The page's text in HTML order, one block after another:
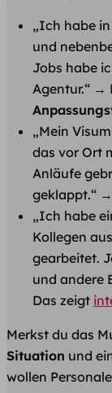
„Ich habe
und
Jobs habe
Agentur.“ →
„Mein
das vor Ort
Anläufe
geklappt.“
„Ich habe
Kollegen
gearbeitet.
und andere
Das zeigt
Merkst du das
Situation und
wollen